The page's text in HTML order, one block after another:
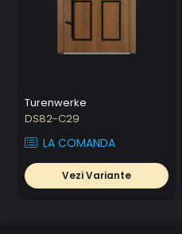
Turenwerke
DS82-C29
LA COMANDA
Vezi Variante